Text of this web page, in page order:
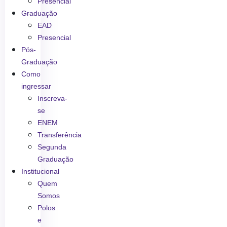
Graduação
EAD
Presencial
Pós-
Graduação
Como
ingressar
Inscreva-
se
ENEM
Transferência
Segunda
Graduação
Institucional
Quem
Somos
Polos
e